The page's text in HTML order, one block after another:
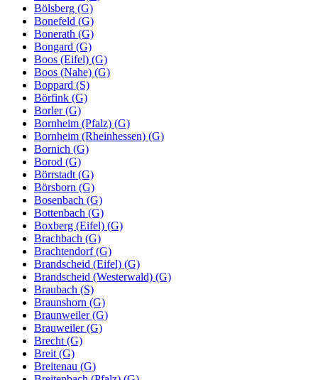
Bölsberg (G)
Bonefeld (G)
Bonerath (G)
Bongard (G)
Boos (Eifel) (G)
Boos (Nahe) (G)
Boppard (S)
Börfink (G)
Borler (G)
Bornheim (Pfalz) (G)
Bornheim (Rheinhessen) (G)
Bornich (G)
Borod (G)
Börrstadt (G)
Börsborn (G)
Bosenbach (G)
Bottenbach (G)
Boxberg (Eifel) (G)
Brachbach (G)
Brachtendorf (G)
Brandscheid (Eifel) (G)
Brandscheid (Westerwald) (G)
Braubach (S)
Braunshorn (G)
Braunweiler (G)
Brauweiler (G)
Brecht (G)
Breit (G)
Breitenau (G)